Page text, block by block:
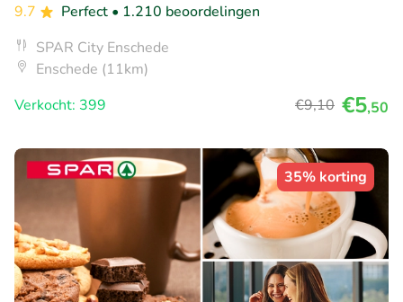
9.7
Perfect • 1.210 beoordelingen
SPAR City Enschede
Enschede (11km)
Verkocht: 399
€9,10 €5,50
35% korting